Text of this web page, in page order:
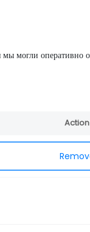
могли оперативно
Action